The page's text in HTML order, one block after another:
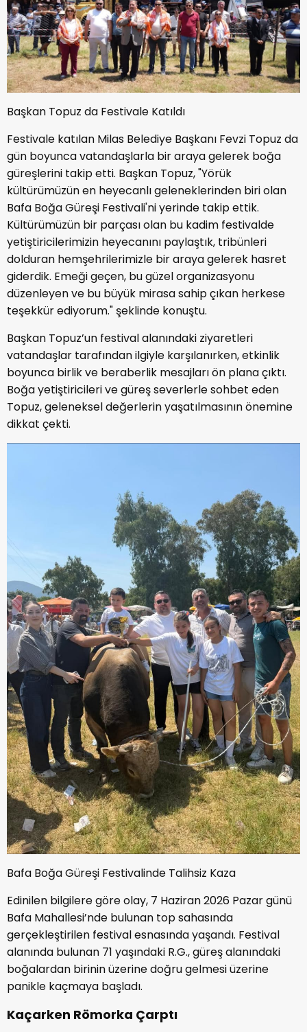
Başkan Topuz da Festivale Katıldı
Festivale katılan Milas Belediye Başkanı Fevzi Topuz da
gün boyunca vatandaşlarla bir araya gelerek boğa
güreşlerini takip etti. Başkan Topuz, "Yörük
kültürümüzün en heyecanlı geleneklerinden biri olan
Bafa Boğa Güreşi Festivali'ni yerinde takip ettik.
Kültürümüzün bir parçası olan bu kadim festivalde
yetiştiricilerimizin heyecanını paylaştık, tribünleri
dolduran hemşehrilerimizle bir araya gelerek hasret
giderdik. Emeği geçen, bu güzel organizasyonu
düzenleyen ve bu büyük mirasa sahip çıkan herkese
teşekkür ediyorum." şeklinde konuştu.
Başkan Topuz’un festival alanındaki ziyaretleri
vatandaşlar tarafından ilgiyle karşılanırken, etkinlik
boyunca birlik ve beraberlik mesajları ön plana çıktı.
Boğa yetiştiricileri ve güreş severlerle sohbet eden
Topuz, geleneksel değerlerin yaşatılmasının önemine
dikkat çekti.
Bafa Boğa Güreşi Festivalinde Talihsiz Kaza
Edinilen bilgilere göre olay, 7 Haziran 2026 Pazar günü
Bafa Mahallesi’nde bulunan top sahasında
gerçekleştirilen festival esnasında yaşandı. Festival
alanında bulunan 71 yaşındaki R.G., güreş alanındaki
boğalardan birinin üzerine doğru gelmesi üzerine
panikle kaçmaya başladı.
Kaçarken Römorka Çarptı